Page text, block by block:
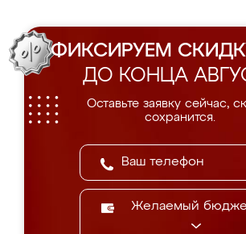
ФИКСИРУЕМ
ДО КОНЦА
Оставьте заявку сейчас,
сохранится.
Желаемый